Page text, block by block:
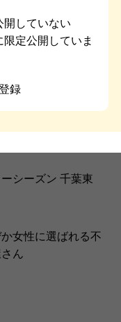
していない
定公開していま